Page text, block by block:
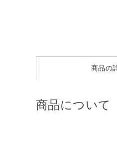
商品の
商品について